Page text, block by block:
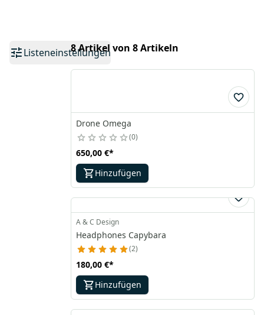
Listeneinstellungen8 Artikel von 8 Artikeln
Drone Omega
0
650,00 €*
Hinzufügen
A & C Design
Headphones Capybara
2
180,00 €*
Hinzufügen